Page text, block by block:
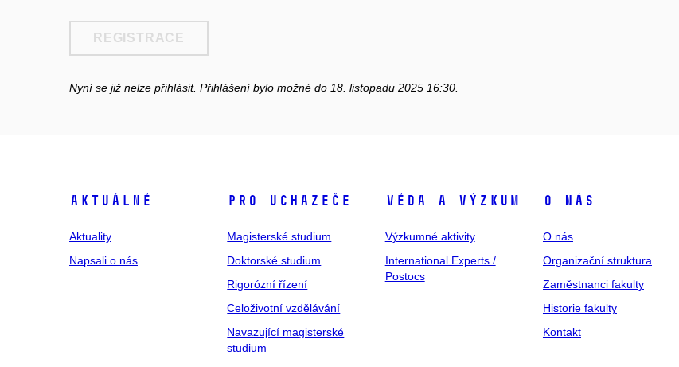
REGISTRACE
Nyní se již nelze přihlásit. Přihlášení bylo možné do 18. listopadu 2025 16:30.
Aktuálně
Aktuality
Napsali o nás
Pro uchazeče
Magisterské studium
Doktorské studium
Rigorózní řízení
Celoživotní vzdělávání
Navazující magisterské
studium
Věda a výzkum
Výzkumné aktivity
International Experts /
Postocs
O nás
O nás
Organizační struktura
Zaměstnanci fakulty
Historie fakulty
Kontakt